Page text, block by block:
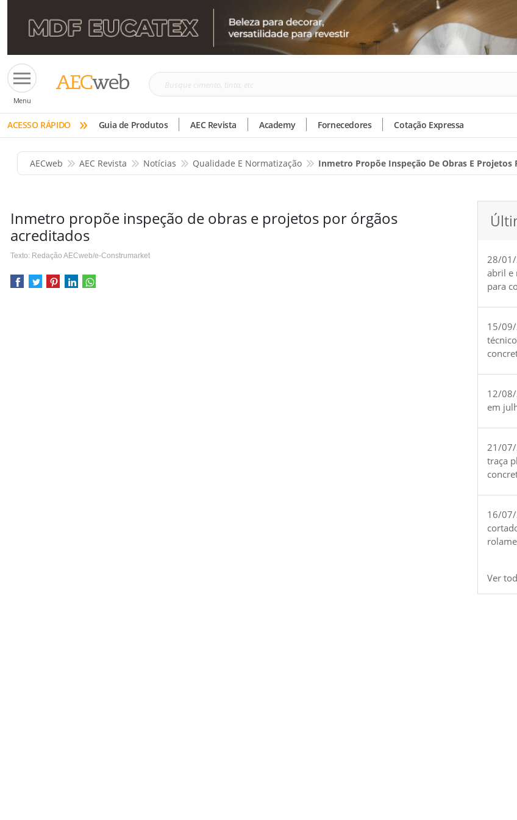
Menu
Busque
tinta,
etc
ACESSO RÁPIDO » Guia de Produtos AEC Revista Academy Fornecedores Cotação Expressa
AECweb AEC Revista Notícias Qualidade E Normatização Inmetro Propõe Inspeção De Obras E Projetos
Inmetro propõe inspeção de obras e projetos por órgãos
acreditados
Texto: Redação AECweb/e-Construmarket
28/01/
abril e
para
15/09/
12/08/
em
21/07/
traça
16/
Ver